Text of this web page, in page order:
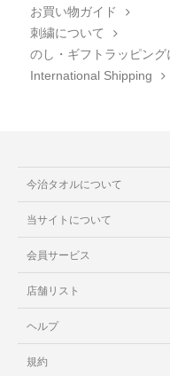
お買い物ガイド
刺繍について
のし・ギフトラッピング
International Shipping
今治タオルについて
当サイトについて
会員サービス
店舗リスト
ヘルプ
規約